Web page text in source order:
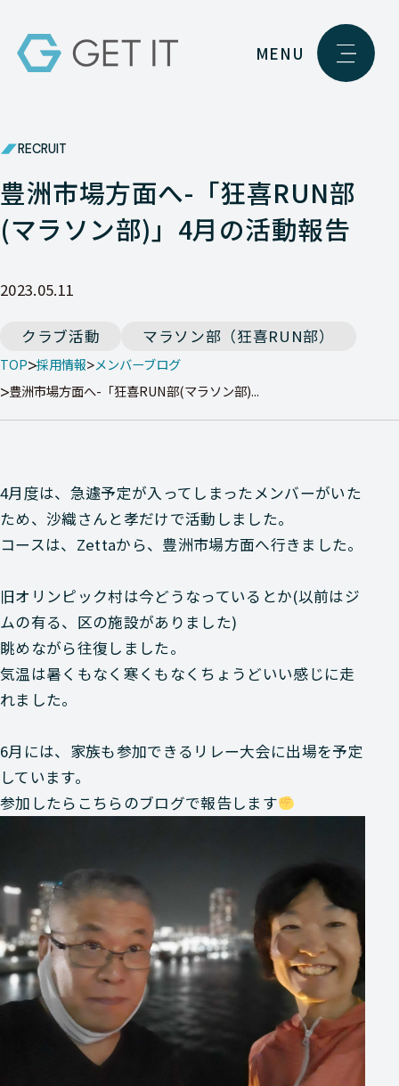
MENU
RECRUIT
豊洲市場方面へ-「狂喜RUN部
(マラソン部)」4月の活動報告
2023.05.11
クラブ活動 マラソン部（狂喜RUN部）
TOP 採用情報 メンバーブログ
豊洲市場方面へ-「狂喜RUN部(マラソン部)...
4月度は、急遽予定が入ってしまったメンバーがいた
ため、沙織さんと孝だけで活動しました。
コースは、Zettaから、豊洲市場方面へ行きました。
旧オリンピック村は今どうなっているとか(以前はジ
ムの有る、区の施設がありました)
眺めながら往復しました。
気温は暑くもなく寒くもなくちょうどいい感じに走
れました。
6月には、家族も参加できるリレー大会に出場を予定
しています。
参加したらこちらのブログで報告します